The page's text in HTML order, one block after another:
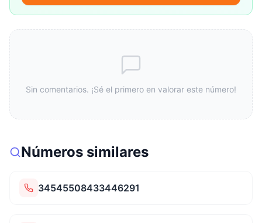
Sin comentarios. ¡Sé el primero en valorar este número!
Números similares
34545508433446291